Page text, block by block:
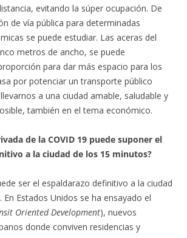
evitando la súper ocupación. De
de vía pública para determinadas
se puede estudiar. Las aceras del
metros de ancho, se puede
para dar más espacio para los
por potenciar un transporte público
a una ciudad amable, saludable y
también en el tema económico.
de la COVID 19 puede suponer el
a la ciudad de los 15 minutos?
ser el espaldarazo definitivo a la ciudad
Estados Unidos se ha ensayado el
Oriented Development), nuevos
donde conviven residencias y